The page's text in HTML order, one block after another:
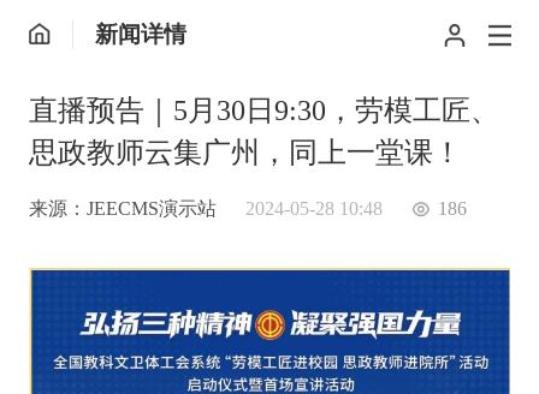
新闻详情
直播预告｜5月30日9:30，劳模工匠、
思政教师云集广州，同上一堂课！
来源：JEECMS演示站 2024-05-28 10:48 186